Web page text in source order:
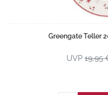
Greengate Teller
UVP 19,95